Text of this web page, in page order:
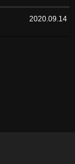
2020.09.14